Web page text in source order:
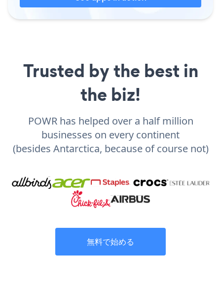
Trusted by the best in
the biz!
POWR has helped over a half million
businesses on every continent
(besides Antarctica, because of course not)
無料で始める